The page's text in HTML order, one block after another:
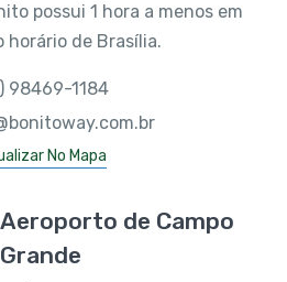
possui 1 hora a menos em
horário de Brasília.
98469-1184
No Mapa
de Campo
Grande